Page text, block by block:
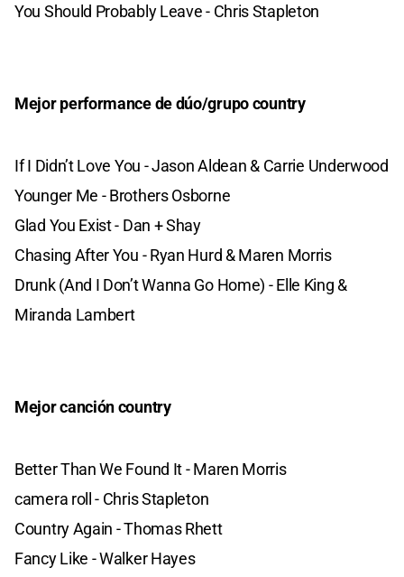
You Should Probably Leave - Chris Stapleton
Mejor performance de dúo/grupo country
If I Didn’t Love You - Jason Aldean & Carrie Underwood
Younger Me - Brothers Osborne
Glad You Exist - Dan + Shay
Chasing After You - Ryan Hurd & Maren Morris
Drunk (And I Don’t Wanna Go Home) - Elle King &
Miranda Lambert
Mejor canción country
Better Than We Found It - Maren Morris
camera roll - Chris Stapleton
Country Again - Thomas Rhett
Fancy Like - Walker Hayes